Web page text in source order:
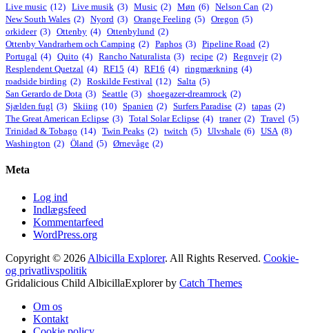
Live music (12) Live musik (3) Music (2) Møn (6) Nelson Can (2)
New South Wales (2) Nyord (3) Orange Feeling (5) Oregon (5)
orkideer (3) Ottenby (4) Ottenbylund (2)
Ottenby Vandrarhem och Camping (2) Paphos (3) Pipeline Road (2)
Portugal (4) Quito (4) Rancho Naturalista (3) recipe (2) Regnvejr (2)
Resplendent Quetzal (4) RF15 (4) RF16 (4) ringmærkning (4)
roadside birding (2) Roskilde Festival (12) Salta (5)
San Gerardo de Dota (3) Seattle (3) shoegazer-dreamrock (2)
Sjælden fugl (3) Skiing (10) Spanien (2) Surfers Paradise (2) tapas (2)
The Great American Eclipse (3) Total Solar Eclipse (4) traner (2) Travel (5)
Trinidad & Tobago (14) Twin Peaks (2) twitch (5) Ulvshale (6) USA (8)
Washington (2) Öland (5) Ørnevåge (2)
Meta
Log ind
Indlægsfeed
Kommentarfeed
WordPress.org
Copyright © 2026 Albicilla Explorer. All Rights Reserved. Cookie-
og privatlivspolitik
Gridalicious Child AlbicillaExplorer by Catch Themes
Om os
Kontakt